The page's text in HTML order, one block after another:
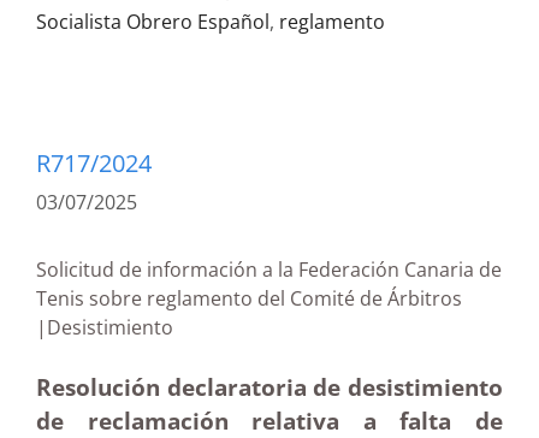
Socialista Obrero Español, reglamento
R717/2024
03/07/2025
Solicitud de información a la Federación Canaria de
Tenis sobre reglamento del Comité de Árbitros
|Desistimiento
Resolución declaratoria de desistimiento
de reclamación relativa a falta de